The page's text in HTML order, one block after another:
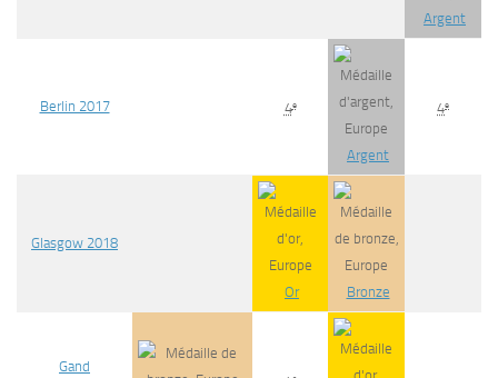
Argent
Berlin 2017 4e
Argent
4e
Glasgow 2018
Or Bronze
Gand